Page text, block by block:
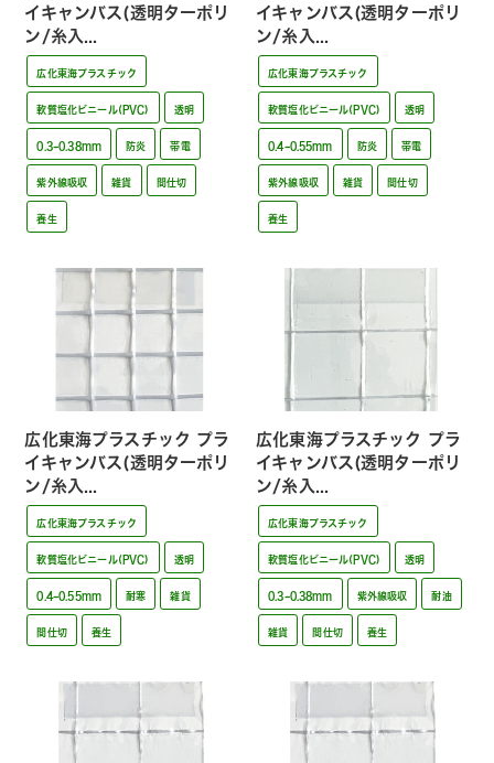
イキャンバス(透明ターポリ
ン/糸入...
広化東海プラスチック
軟質塩化ビニール(PVC) 透明
0.3~0.38mm 防炎 帯電
紫外線吸収 雑貨 間仕切
養生
イキャンバス(透明ターポリ
ン/糸入...
広化東海プラスチック
軟質塩化ビニール(PVC) 透明
0.4~0.55mm 防炎 帯電
紫外線吸収 雑貨 間仕切
養生
広化東海プラスチック プラ
イキャンバス(透明ターポリ
ン/糸入...
広化東海プラスチック
軟質塩化ビニール(PVC) 透明
0.4~0.55mm 耐寒 雑貨
間仕切 養生
広化東海プラスチック プラ
イキャンバス(透明ターポリ
ン/糸入...
広化東海プラスチック
軟質塩化ビニール(PVC) 透明
0.3~0.38mm 紫外線吸収 耐油
雑貨 間仕切 養生